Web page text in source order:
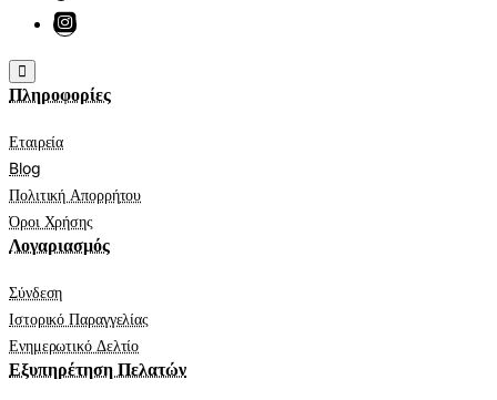
Πληροφορίες
Εταιρεία
Blog
Πολιτική Απορρήτου
Όροι Χρήσης
Λογαριασμός
Σύνδεση
Ιστορικό Παραγγελίας
Ενημερωτικό Δελτίο
Εξυπηρέτηση Πελατών